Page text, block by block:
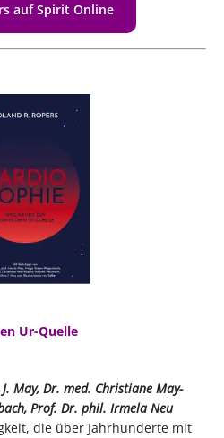
auf Spirit Online
Ur-Quelle
May, Dr. med. Christiane May-
Prof. Dr. phil. Irmela Neu
die über Jahrhunderte mit